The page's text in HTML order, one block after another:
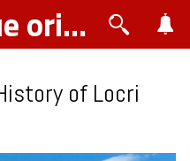
Locri e le sue origini
of Locri